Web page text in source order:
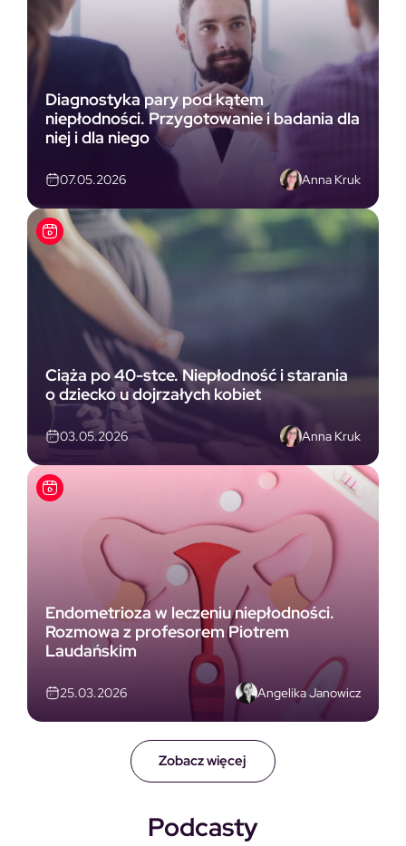
Zobacz więcej
Diagnostyka pary pod kątem
niepłodności. Przygotowanie i badania dla
niej i dla niego
07.05.2026 Anna Kruk
Ciąża po 40-stce. Niepłodność i starania
o dziecko u dojrzałych kobiet
03.05.2026 Anna Kruk
Endometrioza w leczeniu niepłodności.
Rozmowa z profesorem Piotrem
Laudańskim
25.03.2026 Angelika Janowicz
Podcasty